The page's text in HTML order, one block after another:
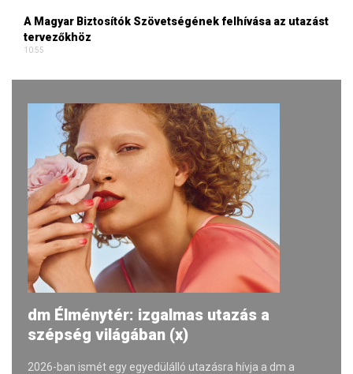
A Magyar Biztosítók Szövetségének felhívása az utazást
tervezőkhöz
10:55
dm Élménytér: izgalmas utazás a
szépség világában (x)
2026-ban ismét egy egyedülálló utazásra hívja a dm a